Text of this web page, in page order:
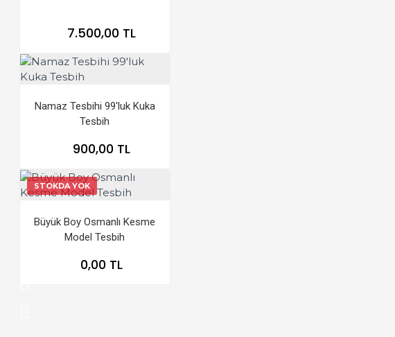
7.500,00 TL
Namaz Tesbihi 99'luk Kuka
Tesbih
900,00 TL
STOKDA YOK
Büyük Boy Osmanlı Kesme
Model Tesbih
0,00 TL